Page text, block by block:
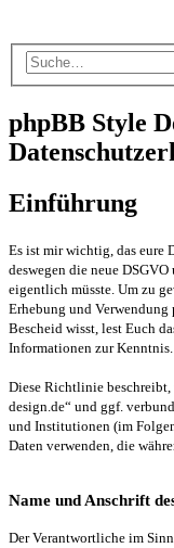
phpBB Style
Einführung
Es ist mir wichtig, das eure
deswegen die neue
eigentlich müsste. Um zu
Erhebung und Verwendung
Bescheid wisst, lest Euch
Informationen zur Kenntnis.
Diese Richtlinie
design.de“ und ggf.
und Institutionen (im
Daten verwenden, die
Name und Anschrift
Der Verantwortliche im